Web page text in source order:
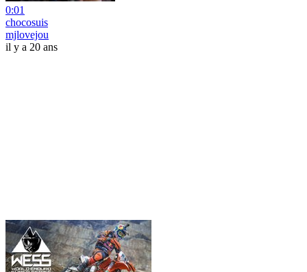
0:01
chocosuis
mjlovejou
il y a 20 ans